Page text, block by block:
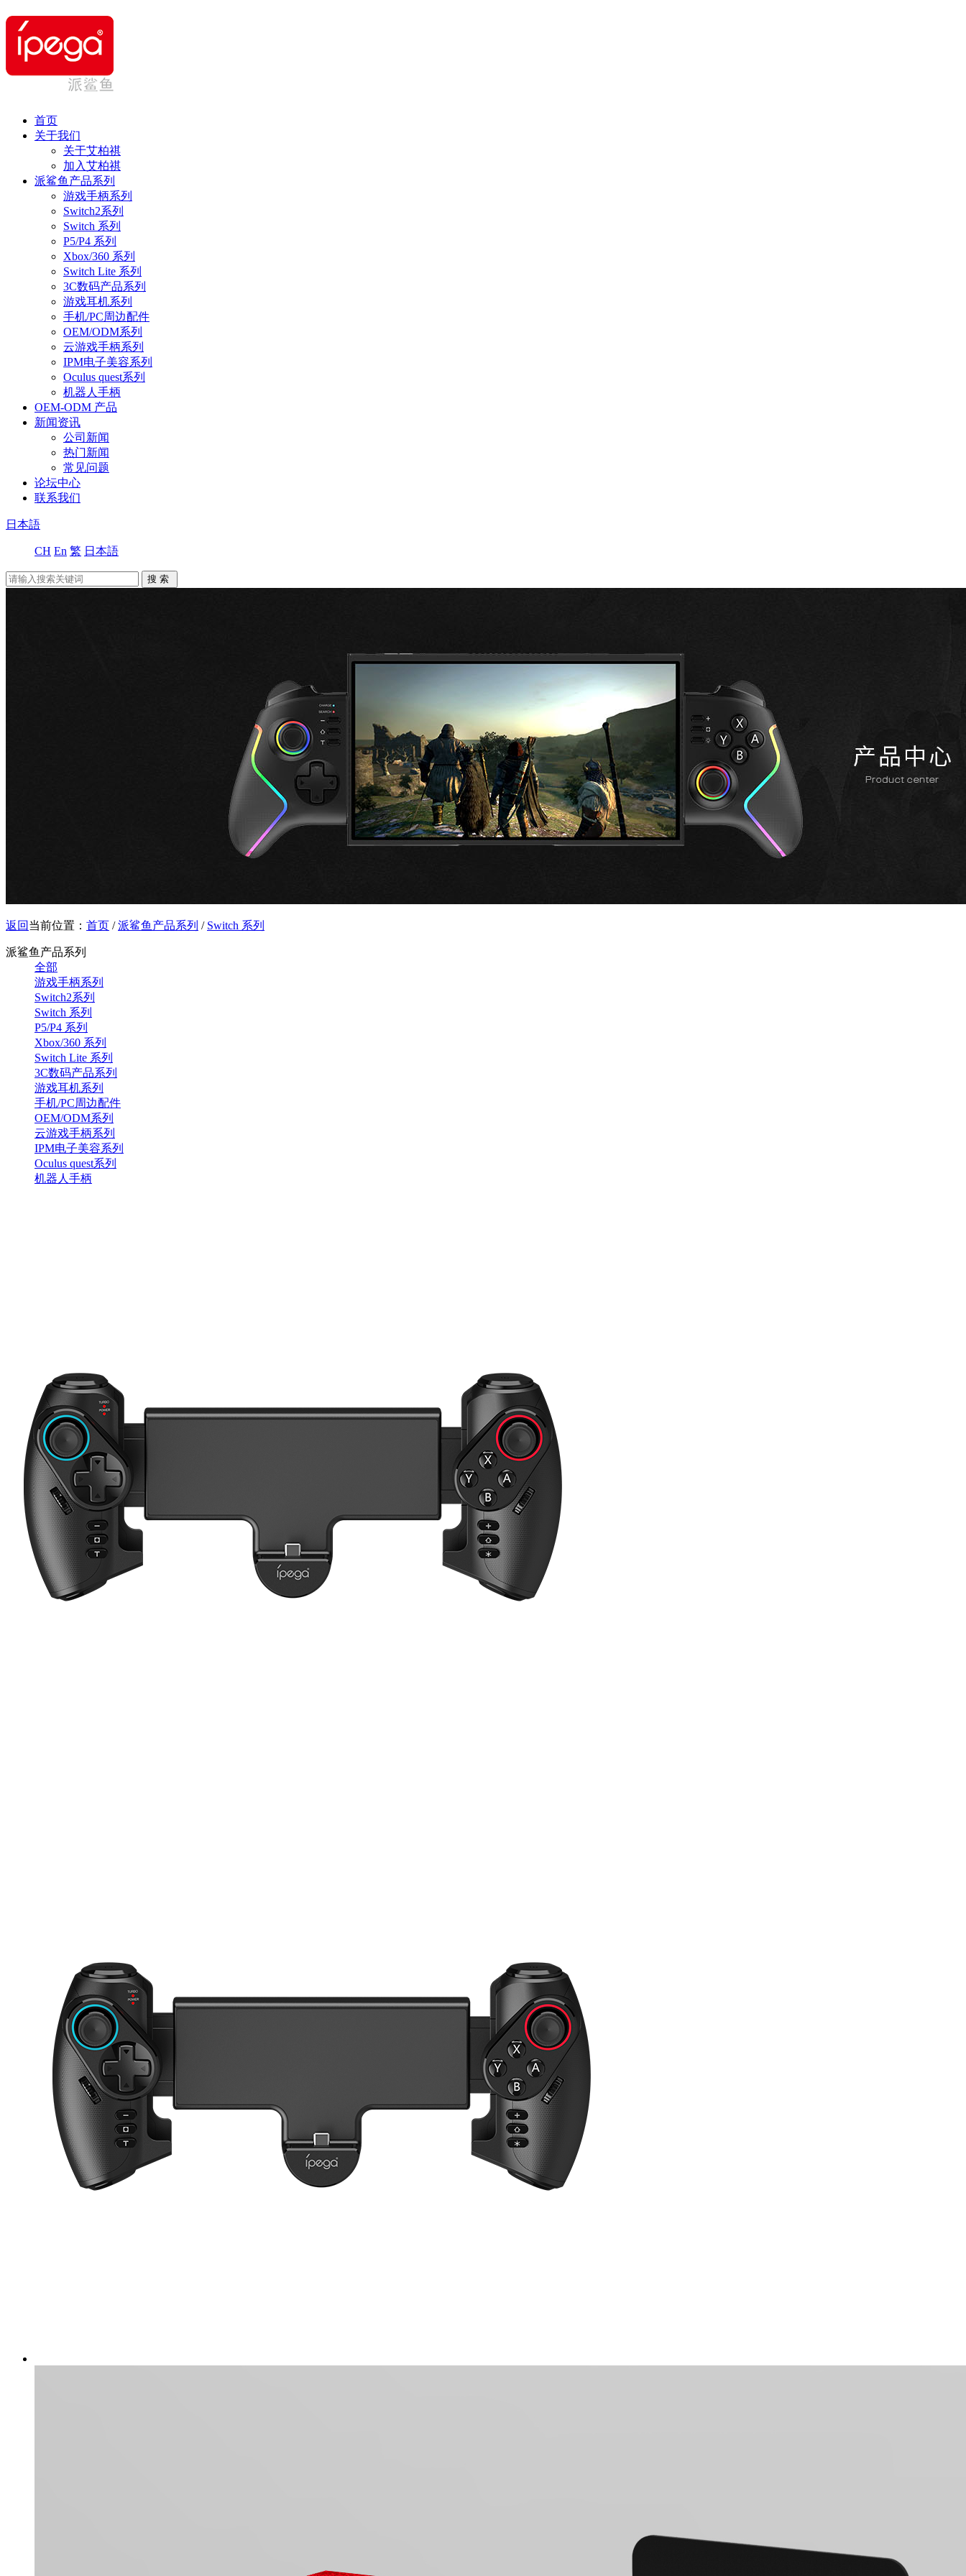
首页
关于我们
关于艾柏祺
加入艾柏祺
派鲨鱼产品系列
游戏手柄系列
Switch2系列
Switch 系列
P5/P4 系列
Xbox/360 系列
Switch Lite 系列
3C数码产品系列
游戏耳机系列
手机/PC周边配件
OEM/ODM系列
云游戏手柄系列
IPM电子美容系列
Oculus quest系列
机器人手柄
OEM-ODM 产品
新闻资讯
公司新闻
热门新闻
常见问题
论坛中心
联系我们
日本語
CH En 繁 日本語
返回 当前位置： 首页 /派鲨鱼产品系列 / Switch 系列
派鲨鱼产品系列
全部
游戏手柄系列
Switch2系列
Switch 系列
P5/P4 系列
Xbox/360 系列
Switch Lite 系列
3C数码产品系列
游戏耳机系列
手机/PC周边配件
OEM/ODM系列
云游戏手柄系列
IPM电子美容系列
Oculus quest系列
机器人手柄